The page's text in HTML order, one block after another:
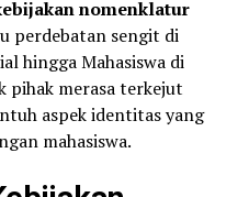
nomenklatur
perdebatan sengit di
hingga Mahasiswa di
pihak merasa terkejut
aspek identitas yang
mahasiswa.